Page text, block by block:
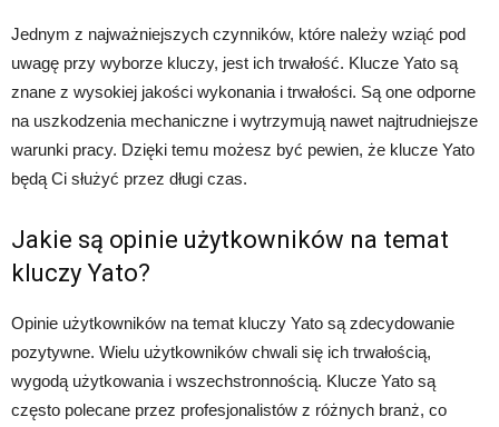
Jednym z najważniejszych czynników, które należy wziąć pod
uwagę przy wyborze kluczy, jest ich trwałość. Klucze Yato są
znane z wysokiej jakości wykonania i trwałości. Są one odporne
na uszkodzenia mechaniczne i wytrzymują nawet najtrudniejsze
warunki pracy. Dzięki temu możesz być pewien, że klucze Yato
będą Ci służyć przez długi czas.
Jakie są opinie użytkowników na temat
kluczy Yato?
Opinie użytkowników na temat kluczy Yato są zdecydowanie
pozytywne. Wielu użytkowników chwali się ich trwałością,
wygodą użytkowania i wszechstronnością. Klucze Yato są
często polecane przez profesjonalistów z różnych branż, co